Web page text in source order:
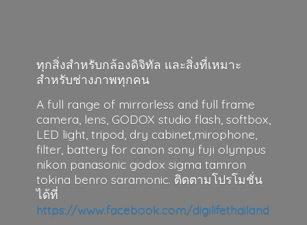
ทุกสิ่งสำหรับกล้องดิจิทัล และสิ่งที่เหมาะ
สำหรับช่างภาพทุกคน
A full range of mirrorless and full frame
camera, lens, GODOX studio flash, softbox,
LED light, tripod, dry cabinet,mirophone,
filter, battery for canon sony fuji olympus
nikon panasonic godox sigma tamron
tokina benro saramonic. ติดตามโปรโมชั่น
ได้ที่
https://www.facebook.com/digilifethailand